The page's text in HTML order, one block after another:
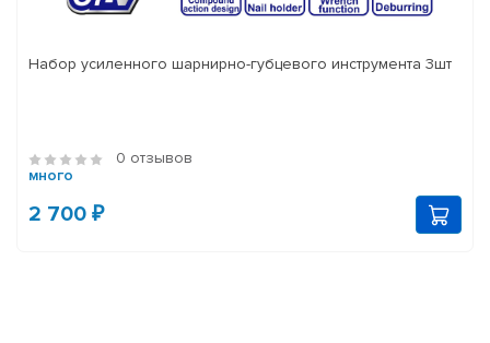
Набор усиленного шарнирно-губцевого инструмента 3шт
0 отзывов
много
2 700 ₽